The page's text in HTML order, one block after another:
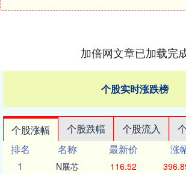
加倍网文章已加载完
个股实时涨跌榜
个股涨幅 个股跌幅 个股流入
排名
名称 最新价 涨
1
N展芯 116.52